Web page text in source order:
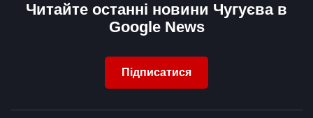
Читайте останні новини Чугуєва в
Google News
Підписатися